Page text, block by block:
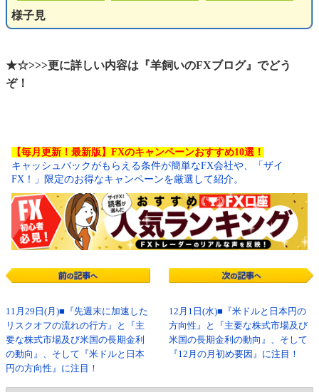
様子見
★☆>>>更に詳しい内容は『羊飼いのFXブログ』でどう
ぞ！
【毎月更新！最新版】FXのキャンペーンおすすめ10選！
キャッシュバックがもらえる条件が簡単なFX会社や、「ザイ
FX！」限定のお得なキャンペーンを厳選して紹介。
11月29日(月)■『先週末に加速した
リスクオフの流れの行方』と『主
要な株式市場及び米国の長期金利
の動向』、そして『米ドルと日本
円の方向性』に注目！
12月1日(水)■『米ドルと日本円の
方向性』と『主要な株式市場及び
米国の長期金利の動向』、そして
『12月の月初め要因』に注目！